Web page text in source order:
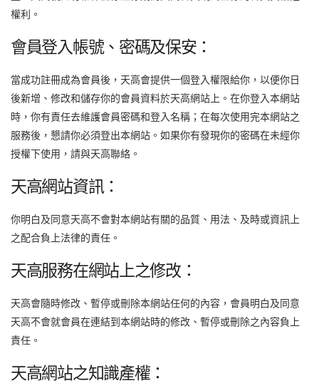
權利。
會員登入帳號、密碼及保安：
當成功註冊成為會員後，天高會提供一個登入權限給你，以便你日
後新增、修改和儲存你的會員資料於天高網站上。在你登入本網站
時，你有責任去維護會員密碼和登入名稱；在每次使用完本網站之
服務後，懇請你必須登出本網站。如果你有發現你的密碼在未經你
授權下使用，請與天高聯絡。
天高網站資訊：
你明白及同意天高不會對本網站有關的品質、用法、及時或資訊上
之配合負上法律的責任。
天高服務在網站上之修改：
天高會隨時修改、暫停或刪除本網站任何的內容，會員明白及同意
天高不會就會員在連結到本網站時的修改、暫停或刪除之內容負上
責任。
天高網站之知識產權：